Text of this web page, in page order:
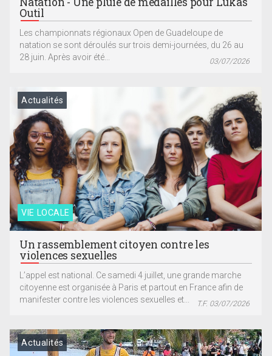
Outil
Les championnats régionaux Open de Guadeloupe de
natation se sont déroulés sur trois demi-journées, du 26 au
28 juin. Après avoir été...
03/07/2026
VIE LOCALE
Actualités
Un rassemblement citoyen contre les
violences sexuelles
L’appel est national. Ce samedi 4 juillet, une grande marche
citoyenne est organisée à Paris et partout en France afin de
manifester contre les violences sexuelles et...
T.F. 03/07/2026
Actualités